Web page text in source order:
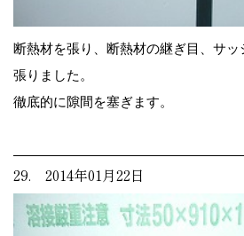
断熱材を張り、断熱材の継ぎ目、サ
張りました。
徹底的に隙間を塞ぎます。
29. 2014年01月22日